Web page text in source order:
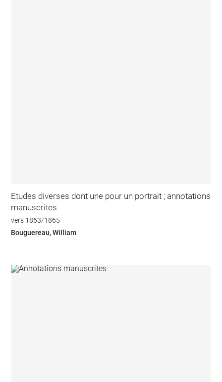
Etudes diverses dont une pour un portrait ; annotations
manuscrites
vers 1863/1865
Bouguereau, William